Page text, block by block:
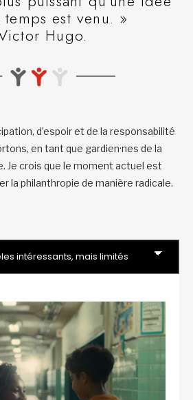
est venu. »
Hugo.
d’espoir et de la responsabilité
en tant que gardien·nes de la
Je crois que le moment actuel est
la philanthropie de manière radicale.